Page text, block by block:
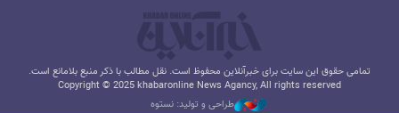
تمامی حقوق این سایت برای خبرآنلاین محفوظ است. نقل مطالب با ذکر منبع بلامانع است.
Copyright © 2025 khabaronline News Agancy, All rights reserved
طراحی و تولید: نستوه